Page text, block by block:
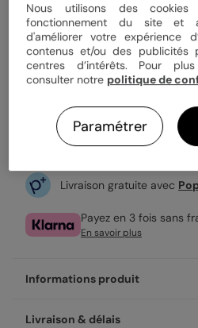
6,40 €
Vendu en lot de 8
Expédition rapide en 48h
Livraison gratuite avec
Payez en 3 fois sans
En savoir plus
Informations produit
Personnalisez votre étiquette
Livraison & délais
Nous utilisons des
fonctionnement du site et
d'améliorer votre expérience
contenus et/ou des publicités
centres d’intérêts. Pour
consulter notre politique de
Paramétrer